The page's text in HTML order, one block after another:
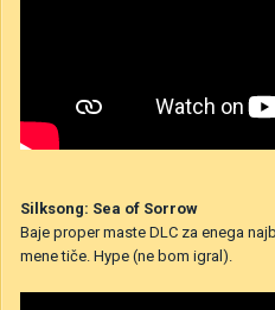
Silksong: Sea of Sorrow
Baje proper maste DLC za enega
mene tiče. Hype (ne bom igral).